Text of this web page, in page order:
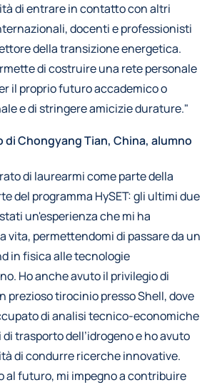
di entrare in contatto con altri
docenti e professionisti
della transizione energetica.
di costruire una rete personale
il proprio futuro accademico o
e di stringere amicizie durature."
di Chongyang Tian, China, alumno
di laurearmi come parte della
del programma HySET: gli ultimi due
un'esperienza che mi ha
vita, permettendomi di passare da un
in fisica alle tecnologie
Ho anche avuto il privilegio di
prezioso tirocinio presso Shell, dove
di analisi tecnico-economiche
trasporto dell’idrogeno e ho avuto
di condurre ricerche innovative.
al futuro, mi impegno a contribuire